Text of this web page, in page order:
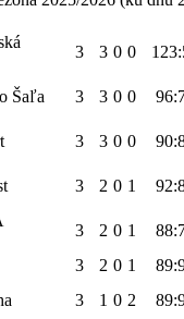
3 3 0 0
Šaľa 3 3 0 0
3 3 0 0
3 2 0 1
3 2 0 1
3 2 0 1
3 1 0 2